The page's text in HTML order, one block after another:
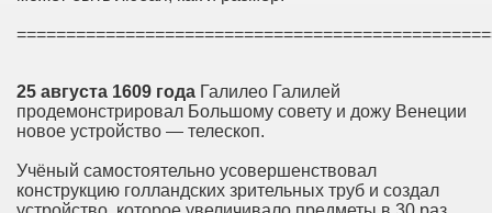
25 августа 1609 года Галилео Галилей
продемонстрировал Большому совету и дожу Венеции
новое устройство — телескоп.
Учёный самостоятельно усовершенствовал
конструкцию голландских зрительных труб и создал